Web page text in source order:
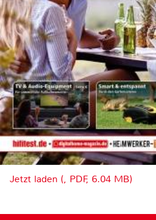
Jetzt laden (, PDF, 6.04 MB)